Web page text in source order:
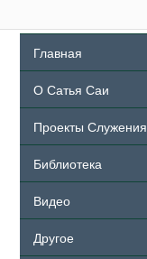
Главная
О Сатья Саи
Проекты Служения
Библиотека
Видео
Другое